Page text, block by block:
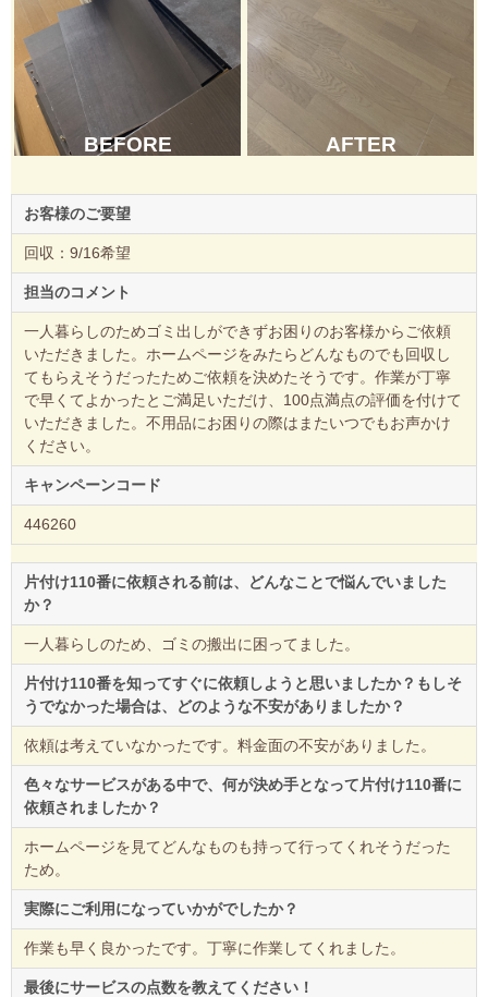
BEFORE AFTER
お客様のご要望
回収：9/16希望
担当のコメント
一人暮らしのためゴミ出しができずお困りのお客様からご依頼
いただきました。ホームページをみたらどんなものでも回収し
てもらえそうだったためご依頼を決めたそうです。作業が丁寧
で早くてよかったとご満足いただけ、100点満点の評価を付けて
いただきました。不用品にお困りの際はまたいつでもお声かけ
ください。
キャンペーンコード
446260
片付け110番に依頼される前は、どんなことで悩んでいました
か？
一人暮らしのため、ゴミの搬出に困ってました。
片付け110番を知ってすぐに依頼しようと思いましたか？もしそ
うでなかった場合は、どのような不安がありましたか？
依頼は考えていなかったです。料金面の不安がありました。
色々なサービスがある中で、何が決め手となって片付け110番に
依頼されましたか？
ホームページを見てどんなものも持って行ってくれそうだった
ため。
実際にご利用になっていかがでしたか？
作業も早く良かったです。丁寧に作業してくれました。
最後にサービスの点数を教えてください！